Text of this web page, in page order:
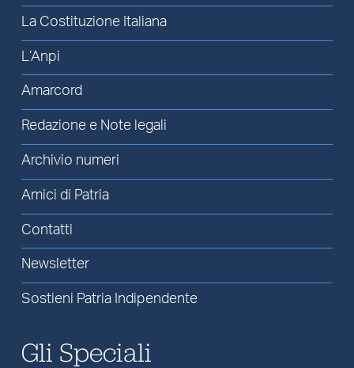
La Costituzione Italiana
L’Anpi
Amarcord
Redazione e Note legali
Archivio numeri
Amici di Patria
Contatti
Newsletter
Sostieni Patria Indipendente
Gli Speciali